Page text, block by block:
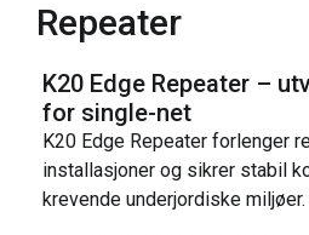
Repeater
K20 Edge Repeater –
for single-net
K20 Edge Repeater forlenger
installasjoner og sikrer stabil
krevende underjordiske miljøer.